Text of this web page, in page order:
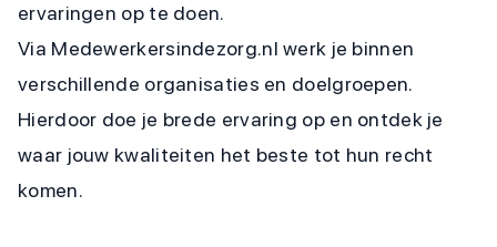
ervaringen op te doen.
Via Medewerkersindezorg.nl werk je binnen
verschillende organisaties en doelgroepen.
Hierdoor doe je brede ervaring op en ontdek je
waar jouw kwaliteiten het beste tot hun recht
komen.